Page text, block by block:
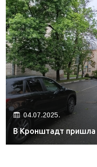
04.07.2025.
В Кронштадт пришла